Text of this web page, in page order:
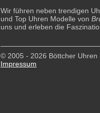
Wir führen neben trendigen
und Top Uhren Modelle von
uns und erleben die
© 2005 - 2026 Böttcher Uhren
Impressum